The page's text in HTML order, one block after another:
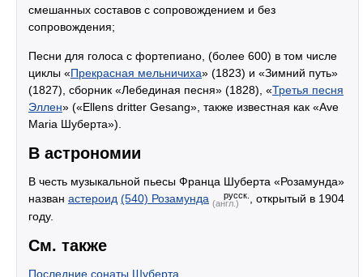
смешанных составов с сопровождением и без
сопровождения;
Песни для голоса с фортепиано, (более 600) в том числе
циклы «Прекрасная мельничиха» (1823) и «Зимний путь»
(1827), сборник «Лебединая песня» (1828), «Третья песня
Эллен» («Ellens dritter Gesang», также известная как «Ave
Maria Шуберта»).
В астрономии
В честь музыкальной пьесы Франца Шуберта «Розамунда»
назван астероид (540) Розамунда (англ.)
русск.
, открытый в 1904
году.
См. также
Последние сонаты Шуберта